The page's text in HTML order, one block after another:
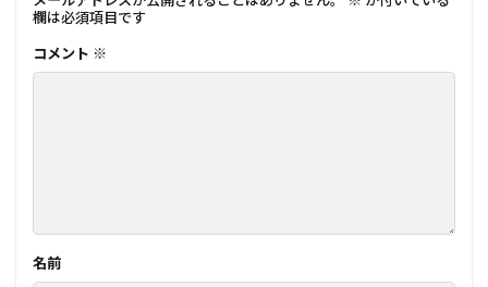
欄は必須項目です
コメント ※
名前